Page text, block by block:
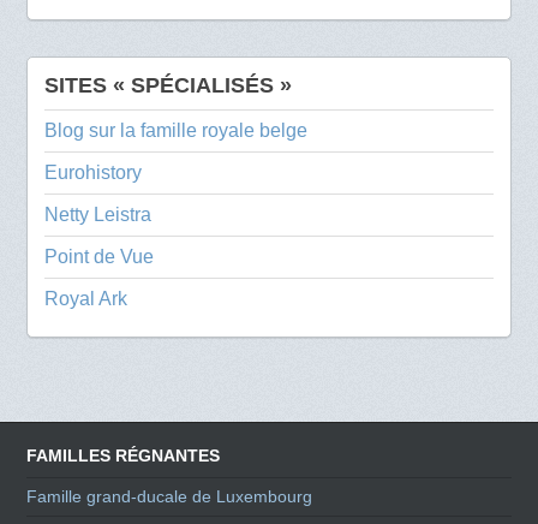
SITES « SPÉCIALISÉS »
Blog sur la famille royale belge
Eurohistory
Netty Leistra
Point de Vue
Royal Ark
FAMILLES RÉGNANTES
Famille grand-ducale de Luxembourg